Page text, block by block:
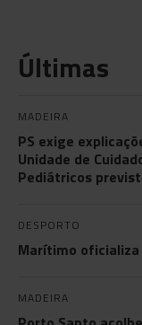
Últimas
MADEIRA
PS exige
Unidade de
Pediátricos
DESPORTO
Marítimo
MADEIRA